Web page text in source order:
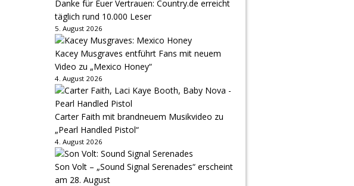
Danke für Euer Vertrauen: Country.de erreicht
täglich rund 10.000 Leser
5. August 2026
Kacey Musgraves entführt Fans mit neuem
Video zu „Mexico Honey“
4. August 2026
Carter Faith mit brandneuem Musikvideo zu
„Pearl Handled Pistol“
4. August 2026
Son Volt – „Sound Signal Serenades“ erscheint
am 28. August